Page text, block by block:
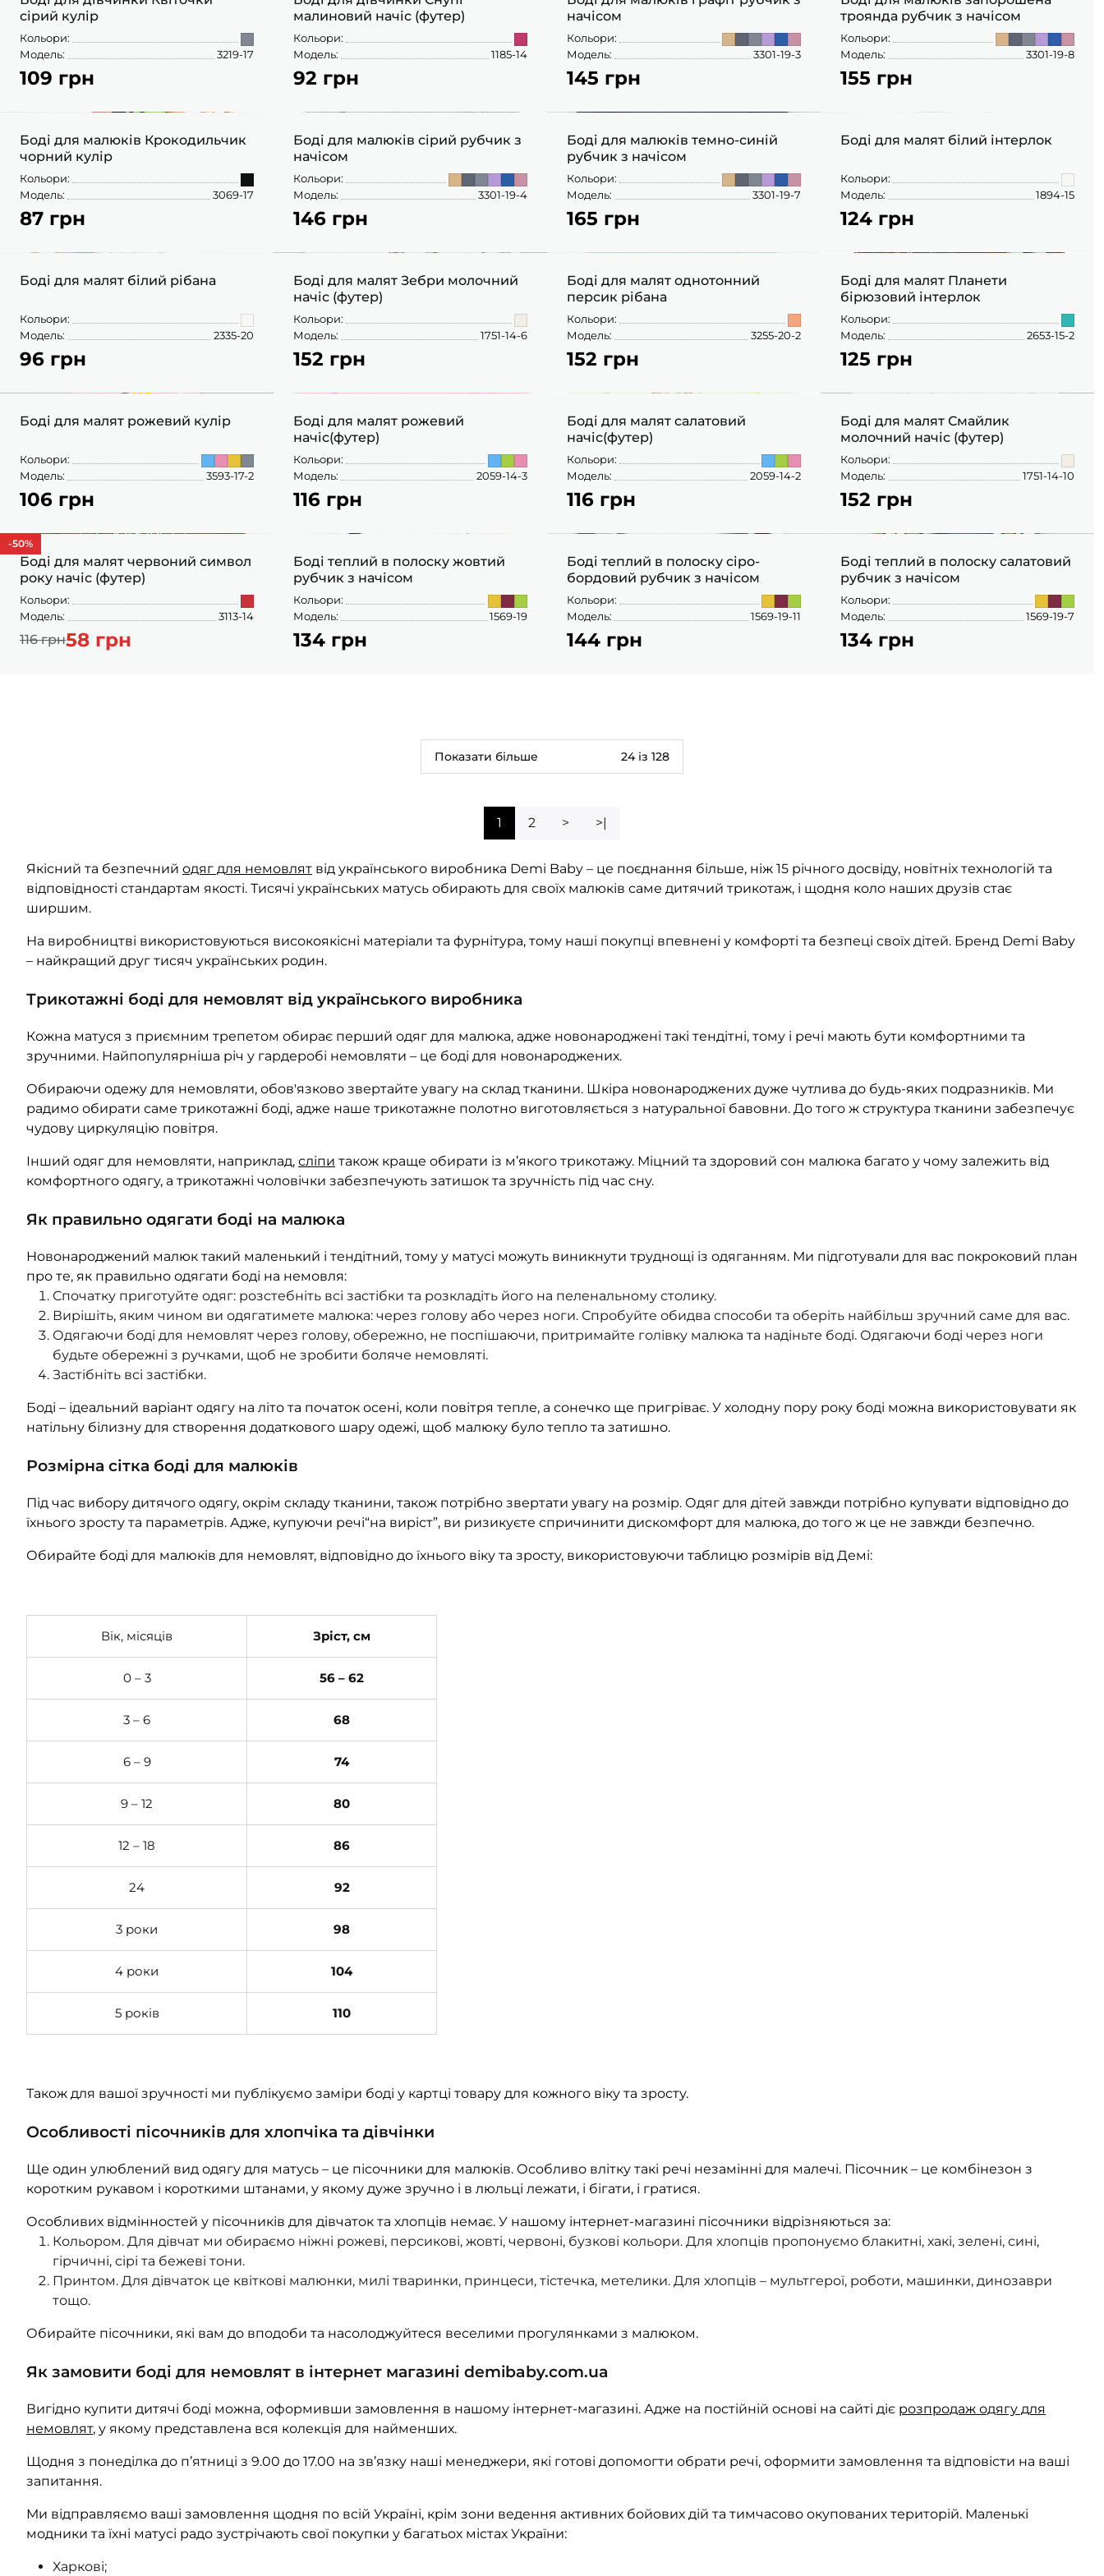
сірий кулір
Кольори:
Модель:
3219-17
109 грн
малиновий начіс (футер)
Кольори:
Модель:
1185-14
92 грн
начісом
Кольори:
Модель:
3301-19-3
145 грн
троянда рубчик з начісом
Кольори:
Модель:
3301-19-8
155 грн
Боді для малюків Крокодильчик
чорний кулір
Кольори:
Модель:
3069-17
87 грн
Боді для малюків сірий рубчик з
начісом
Кольори:
Модель:
3301-19-4
146 грн
Боді для малюків темно-синій
рубчик з начісом
Кольори:
Модель:
3301-19-7
165 грн
Боді для малят білий інтерлок
Кольори:
Модель:
1894-15
124 грн
Боді для малят білий рібана
Кольори:
Модель:
2335-20
96 грн
Боді для малят Зебри молочний
начіс (футер)
Кольори:
Модель:
1751-14-6
152 грн
Боді для малят однотонний
персик рібана
Кольори:
Модель:
3255-20-2
152 грн
Боді для малят Планети
бірюзовий інтерлок
Кольори:
Модель:
2653-15-2
125 грн
Боді для малят рожевий кулір
Кольори:
Модель:
3593-17-2
106 грн
Боді для малят рожевий
начіс(футер)
Кольори:
Модель:
2059-14-3
116 грн
Боді для малят салатовий
начіс(футер)
Кольори:
Модель:
2059-14-2
116 грн
Боді для малят Смайлик
молочний начіс (футер)
Кольори:
Модель:
1751-14-10
152 грн
-50%
Боді для малят червоний символ
року начіс (футер)
Кольори:
Модель:
3113-14
116 грн58 грн
Боді теплий в полоску жовтий
рубчик з начісом
Кольори:
Модель:
1569-19
134 грн
Боді теплий в полоску сіро-
бордовий рубчик з начісом
Кольори:
Модель:
1569-19-11
144 грн
Боді теплий в полоску салатовий
рубчик з начісом
Кольори:
Модель:
1569-19-7
134 грн
Показати більше 24 із 128
1 2 > >|
Якісний та безпечний одяг для немовлят від українського виробника Demi Baby – це поєднання більше, ніж 15 річного досвіду, новітніх технологій та
відповідності стандартам якості. Тисячі українських матусь обирають для своїх малюків саме дитячий трикотаж, і щодня коло наших друзів стає
ширшим.
На виробництві використовуються високоякісні матеріали та фурнітура, тому наші покупці впевнені у комфорті та безпеці своїх дітей. Бренд Demi Baby
– найкращий друг тисяч українських родин.
Трикотажні боді для немовлят від українського виробника
Кожна матуся з приємним трепетом обирає перший одяг для малюка, адже новонароджені такі тендітні, тому і речі мають бути комфортними та
зручними. Найпопулярніша річ у гардеробі немовляти – це боді для новонароджених.
Обираючи одежу для немовляти, обов'язково звертайте увагу на склад тканини. Шкіра новонароджених дуже чутлива до будь-яких подразників. Ми
радимо обирати саме трикотажні боді, адже наше трикотажне полотно виготовляється з натуральної бавовни. До того ж структура тканини забезпечує
чудову циркуляцію повітря.
Інший одяг для немовляти, наприклад, сліпи також краще обирати із м’якого трикотажу. Міцний та здоровий сон малюка багато у чому залежить від
комфортного одягу, а трикотажні чоловічки забезпечують затишок та зручність під час сну.
Як правильно одягати боді на малюка
Новонароджений малюк такий маленький і тендітний, тому у матусі можуть виникнути труднощі із одяганням. Ми підготували для вас покроковий план
про те, як правильно одягати боді на немовля:
Спочатку приготуйте одяг: розстебніть всі застібки та розкладіть його на пеленальному столику.
Вирішіть, яким чином ви одягатимете малюка: через голову або через ноги. Спробуйте обидва способи та оберіть найбільш зручний саме для вас.
Одягаючи боді для немовлят через голову, обережно, не поспішаючи, притримайте голівку малюка та надіньте боді. Одягаючи боді через ноги
будьте обережні з ручками, щоб не зробити боляче немовляті.
Застібніть всі застібки.
Боді – ідеальний варіант одягу на літо та початок осені, коли повітря тепле, а сонечко ще пригріває. У холодну пору року боді можна використовувати як
натільну білизну для створення додаткового шару одежі, щоб малюку було тепло та затишно.
Розмірна сітка боді для малюків
Під час вибору дитячого одягу, окрім складу тканини, також потрібно звертати увагу на розмір. Одяг для дітей завжди потрібно купувати відповідно до
їхнього зросту та параметрів. Адже, купуючи речі“на виріст”, ви ризикуєте спричинити дискомфорт для малюка, до того ж це не завжди безпечно.
Обирайте боді для малюків для немовлят, відповідно до їхнього віку та зросту, використовуючи таблицю розмірів від Демі:
Вік, місяців Зріст, см
0 – 3 56 – 62
3 – 6 68
6 – 9 74
9 – 12 80
12 – 18 86
24 92
3 роки 98
4 роки 104
5 років 110
Також для вашої зручності ми публікуємо заміри боді у картці товару для кожного віку та зросту.
Особливості пісочників для хлопчіка та дівчінки
Ще один улюблений вид одягу для матусь – це пісочники для малюків. Особливо влітку такі речі незамінні для малечі. Пісочник – це комбінезон з
коротким рукавом і короткими штанами, у якому дуже зручно і в люльці лежати, і бігати, і гратися.
Особливих відмінностей у пісочників для дівчаток та хлопців немає. У нашому інтернет-магазині пісочники відрізняються за:
Кольором. Для дівчат ми обираємо ніжні рожеві, персикові, жовті, червоні, бузкові кольори. Для хлопців пропонуємо блакитні, хакі, зелені, сині,
гірчичні, сірі та бежеві тони.
Принтом. Для дівчаток це квіткові малюнки, милі тваринки, принцеси, тістечка, метелики. Для хлопців – мультгерої, роботи, машинки, динозаври
тощо.
Обирайте пісочники, які вам до вподоби та насолоджуйтеся веселими прогулянками з малюком.
Як замовити боді для немовлят в інтернет магазині demibaby.com.ua
Вигідно купити дитячі боді можна, оформивши замовлення в нашому інтернет-магазині. Адже на постійній основі на сайті діє розпродаж одягу для
немовлят, у якому представлена вся колекція для найменших.
Щодня з понеділка до п’ятниці з 9.00 до 17.00 на зв’язку наші менеджери, які готові допомогти обрати речі, оформити замовлення та відповісти на ваші
запитання.
Ми відправляємо ваші замовлення щодня по всій Україні, крім зони ведення активних бойових дій та тимчасово окупованих територій. Маленькі
модники та їхні матусі радо зустрічають свої покупки у багатьох містах України:
Харкові;
КОЛГОТКИ
ШКАРПЕТКИ
КОМБІНЕЗОНИ
КОФТИНКИ
КУРТКИ
ПЕЛЮШКА-КОКОН
ФУТБОЛКИ
ЧОЛОВІЧКИ СЛІПИ
ПОВЗУНКИ
КОЛГОТКИ
ШКАРПЕТКИ
КОСТЮМИ
КОМПЛЕКТИ
ЛОСИНИ
ДЖОГЕРИ
ПІЖАМИ
СУКНІ
ШАПКИ ПОВ'ЯЗКИ
КОСТЮМИ
КОМПЛЕКТИ
КУРТКИ
БОМБЕРИ
ПІЖАМИ
ФУТБОЛКИ
ХУДІ ЛОНГСЛІВИ
СВІТШОТИ
ШАПКИ
ШТАНИ ДЖОГЕРИ
ПІЖАМИ
КОМПЛЕКТИ
ФУТБОЛКИ
ШКАРПЕТКИ